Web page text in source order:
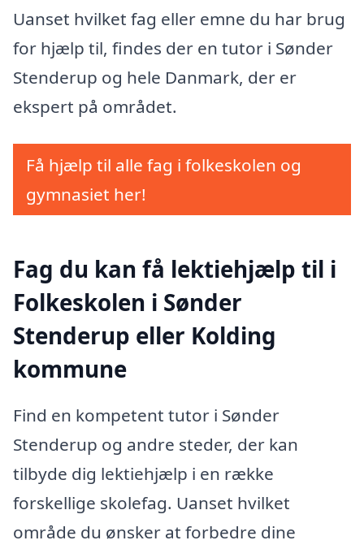
Uanset hvilket fag eller emne du har brug
for hjælp til, findes der en tutor i Sønder
Stenderup og hele Danmark, der er
ekspert på området.
Få hjælp til alle fag i folkeskolen og
gymnasiet her!
Fag du kan få lektiehjælp til i
Folkeskolen i Sønder
Stenderup eller Kolding
kommune
Find en kompetent tutor i Sønder
Stenderup og andre steder, der kan
tilbyde dig lektiehjælp i en række
forskellige skolefag. Uanset hvilket
område du ønsker at forbedre dine